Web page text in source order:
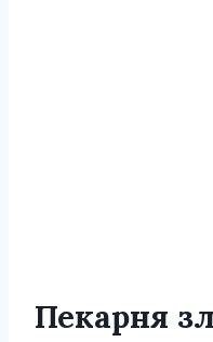
Пекарня